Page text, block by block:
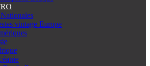
vintage Europe